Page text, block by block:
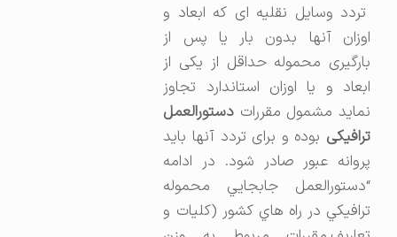
تردد وسایل نقلیه ای که ابعاد و
اوزان آنها بدون بار یا پس از
بارگیری محموله حداقل از یکی از
ابعاد و یا اوزان استاندارد تجاوز
نماید مشمول مقرراتدستورالعمل
ترافیکیبوده و برای تردد آنها باید
پروانه عبور صادر شود. در ادامه
“دستورالعمل جابجايي محموله‌
ترافيكي در راه‌ هاي كشور (کلیات و